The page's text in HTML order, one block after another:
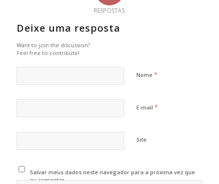
RESPOSTAS
Deixe uma resposta
Want to join the discussion?
Feel free to contribute!
Nome *
E-mail *
Site
Salvar meus dados neste navegador para a próxima vez que
eu comentar.